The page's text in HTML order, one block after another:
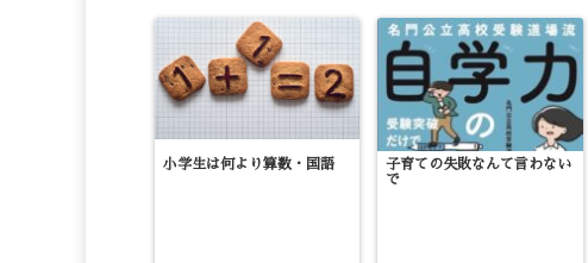
小学生は何より算数・国語
子育ての失敗なんて言わない
で